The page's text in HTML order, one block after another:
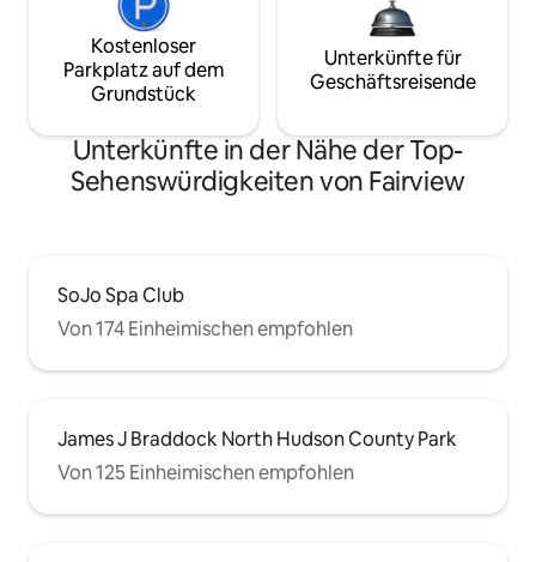
Kostenloser
Parkplatz auf dem
Grundstück
Unterkünfte für
Geschäftsreisende
Unterkünfte in der Nähe der Top-
Sehenswürdigkeiten von Fairview
SoJo Spa Club
Von 174 Einheimischen empfohlen
James J Braddock North Hudson County Park
Von 125 Einheimischen empfohlen